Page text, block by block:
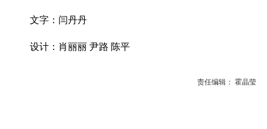
文字：闫丹丹
设计：肖丽丽 尹路 陈平
责任编辑： 霍晶莹